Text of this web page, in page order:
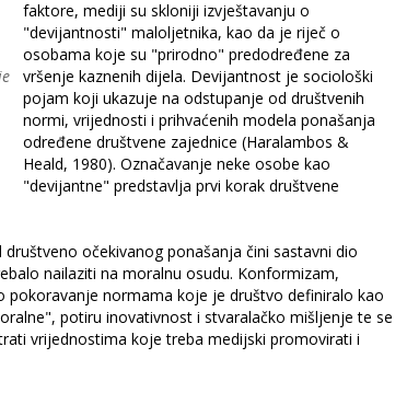
faktore, mediji su skloniji izvještavanju o
"devijantnosti" maloljetnika, kao da je riječ o
osobama koje su "prirodno" predodređene za
vršenje kaznenih dijela. Devijantnost je sociološki
pojam koji ukazuje na odstupanje od društvenih
normi, vrijednosti i prihvaćenih modela ponašanja
određene društvene zajednice (Haralambos &
Heald, 1980). Označavanje neke osobe kao
"devijantne" predstavlja prvi korak društvene
očekivanog ponašanja čini sastavni dio
nailaziti na moralnu osudu. Konformizam,
pokoravanje normama koje je društvo definiralo kao
potiru inovativnost i stvaralačko mišljenje te se
vrijednostima koje treba medijski promovirati i